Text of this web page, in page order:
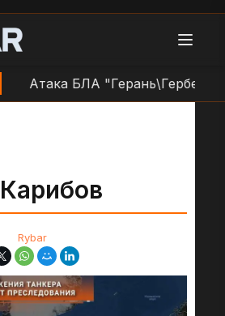
Атака БЛА "Герань\Гербера"
Rybar